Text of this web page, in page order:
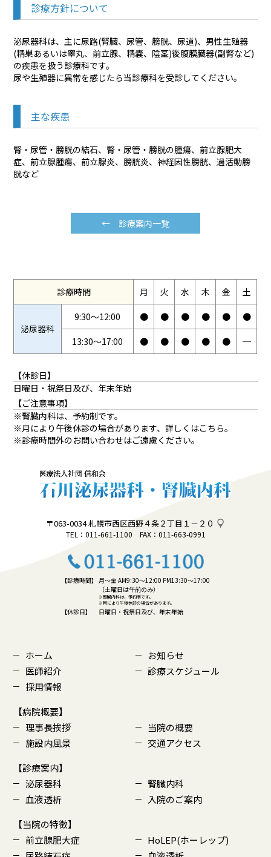
診療方針について
泌尿器科は、主に尿路(腎臓、尿管、膀胱、尿道)、男性生殖器
(精巣あるいは睾丸、前立腺、精嚢、陰茎)後腹膜臓器(副腎など)
の疾患を扱う診療科です。
尿や生殖器に異常を感じたら当診療科を受診してください。
主な疾患
腎・尿管・膀胱の結石、腎・尿管・膀胱の腫瘍、前立腺肥大
症、前立腺腫瘍、前立腺炎、膀胱炎、神経因性膀胱、過活動膀
胱など
← 診療案内一覧
診療時間 月 火 水 木 金 土
泌尿器科
9:30～12:00 ● ● ● ● ● ●
13:30～17:00 ● ● ● ● ● ─
【休診日】
日曜日・祝祭日及び、年末年始
【ご注意事項】
※腎臓内科は、予約制です。
※月により午後休診の場合があります、詳しくはこちら。
※診療時間外のお問い合わせはご遠慮ください。
〒063-0034札幌市西区西野４条２丁目１－２０
TEL：011-661-1100 FAX：011-663-0991
【診療時間】
月～金 AM9:30～12:00 PM13:30～17:00
（土曜日は午前のみ）
※腎臓内科は、予約制です。
※月により午後休診の場合があります。
【休診日】 日曜日・祝祭日及び、年末年始
ホーム
お知らせ
医師紹介
診療スケジュール
採用情報
【病院概要】
理事長挨拶
当院の概要
施設内風景
交通アクセス
【診療案内】
泌尿器科
腎臓内科
血液透析
入院のご案内
【当院の特徴】
前立腺肥大症
HoLEP(ホーレップ)